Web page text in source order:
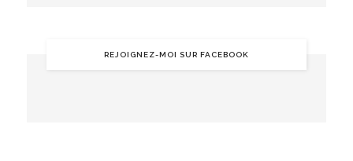
REJOIGNEZ-MOI SUR FACEBOOK